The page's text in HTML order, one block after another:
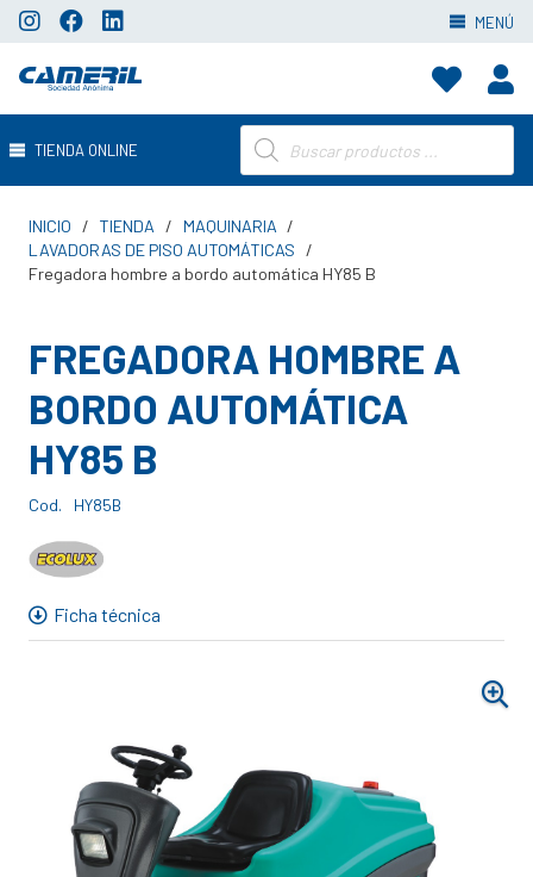
MENÚ
TIENDA ONLINE
Búsqueda
de
productos
INICIO / TIENDA / MAQUINARIA /
LAVADORAS DE PISO AUTOMÁTICAS
/
Fregadora hombre a bordo automática HY85 B
FREGADORA HOMBRE A
BORDO AUTOMÁTICA
HY85 B
Cod. HY85B
Ecolux
Ficha técnica